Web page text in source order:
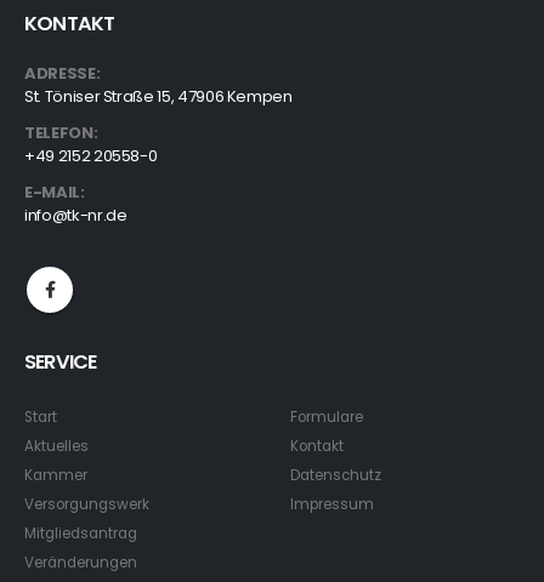
KONTAKT
ADRESSE:
St. Töniser Straße 15, 47906 Kempen
TELEFON:
+49 2152 20558-0
E-MAIL:
info@tk-nr.de
SERVICE
Start
Aktuelles
Kammer
Versorgungswerk
Mitgliedsantrag
Veränderungen
Formulare
Kontakt
Datenschutz
Impressum